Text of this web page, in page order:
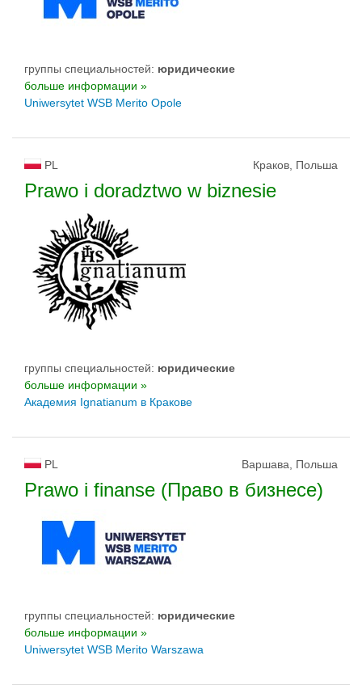
группы специальностей: юридические
больше информации »
Uniwersytet WSB Merito Opole
PL Краков, Польша
Prawo i doradztwo w biznesie
группы специальностей: юридические
больше информации »
Академия Ignatianum в Кракове
PL Варшава, Польша
Prawo i finanse (Право в бизнесе)
группы специальностей: юридические
больше информации »
Uniwersytet WSB Merito Warszawa